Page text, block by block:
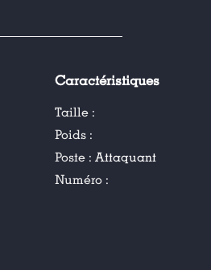
Caractéristiques
Taille :
Poids :
Poste :Attaquant
Numéro :